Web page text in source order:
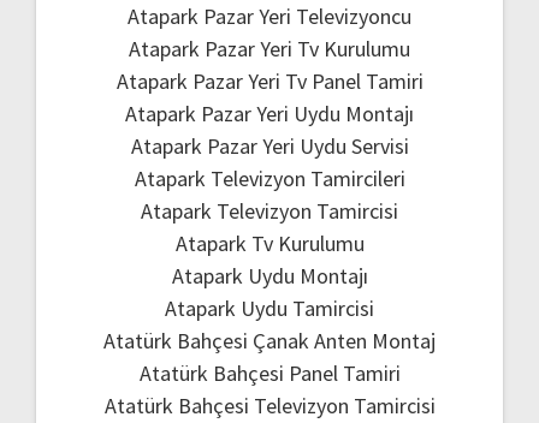
Atapark Pazar Yeri Televizyoncu
Atapark Pazar Yeri Tv Kurulumu
Atapark Pazar Yeri Tv Panel Tamiri
Atapark Pazar Yeri Uydu Montajı
Atapark Pazar Yeri Uydu Servisi
Atapark Televizyon Tamircileri
Atapark Televizyon Tamircisi
Atapark Tv Kurulumu
Atapark Uydu Montajı
Atapark Uydu Tamircisi
Atatürk Bahçesi Çanak Anten Montaj
Atatürk Bahçesi Panel Tamiri
Atatürk Bahçesi Televizyon Tamircisi